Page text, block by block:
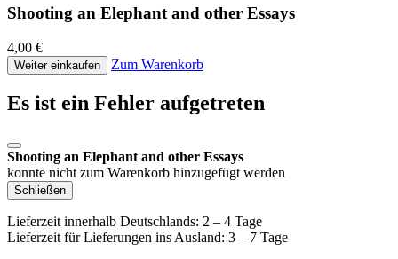
Shooting an Elephant and other Essays
4,00 €
Weiter einkaufen Zum Warenkorb
Es ist ein Fehler aufgetreten
Shooting an Elephant and other Essays
konnte nicht zum Warenkorb hinzugefügt werden
Schließen
Lieferzeit innerhalb Deutschlands: 2 – 4 Tage
Lieferzeit für Lieferungen ins Ausland: 3 – 7 Tage